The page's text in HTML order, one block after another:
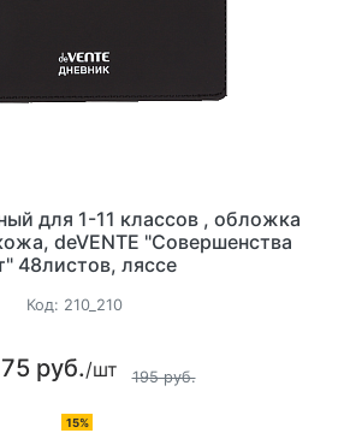
для 1-11 классов , обложка
deVENTE "Совершенства
48листов, ляссе
Код: 210_210
руб./шт 195 руб.
15%